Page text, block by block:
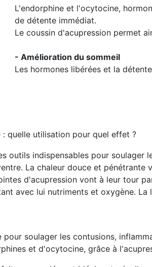
L'endorphine et l'ocytocine,
de détente immédiat.
Le coussin d'acupression permet
- Amélioration du sommeil
Les hormones libérées et la
quelle utilisation pour quel effet ?
outils indispensables pour
La chaleur douce et
d'acupression vont à leur tour
avec lui nutriments et oxygène.
pour soulager les contusions,
et d'ocytocine, grâce à